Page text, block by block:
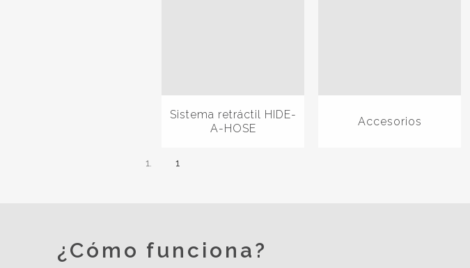
Sistema retráctil HIDE-
A-HOSE
Accesorios
1
¿Cómo funciona?